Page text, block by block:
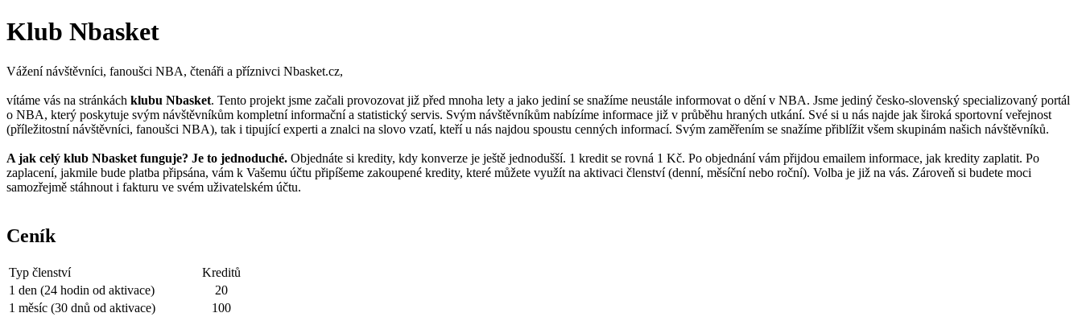
Klub Nbasket
Vážení návštěvníci, fanoušci NBA, čtenáři a příznivci Nbasket.cz,
vítáme vás na stránkách klubu Nbasket. Tento projekt jsme začali provozovat již před mnoha lety a jako jediní se snažíme neustále informovat o dění v NBA. Jsme jediný česko-slovenský specializovaný portál
o NBA, který poskytuje svým návštěvníkům kompletní informační a statistický servis. Svým návštěvníkům nabízíme informace již v průběhu hraných utkání. Své si u nás najde jak široká sportovní veřejnost
(příležitostní návštěvníci, fanoušci NBA), tak i tipující experti a znalci na slovo vzatí, kteří u nás najdou spoustu cenných informací. Svým zaměřením se snažíme přiblížit všem skupinám našich návštěvníků.
A jak celý klub Nbasket funguje? Je to jednoduché. Objednáte si kredity, kdy konverze je ještě jednodušší. 1 kredit se rovná 1 Kč. Po objednání vám přijdou emailem informace, jak kredity zaplatit. Po
zaplacení, jakmile bude platba připsána, vám k Vašemu účtu připíšeme zakoupené kredity, které můžete využít na aktivaci členství (denní, měsíční nebo roční). Volba je již na vás. Zároveň si budete moci
samozřejmě stáhnout i fakturu ve svém uživatelském účtu.
Ceník
Typ členství
Kreditů
1 den (24 hodin od aktivace)
20
1 měsíc (30 dnů od aktivace)
100